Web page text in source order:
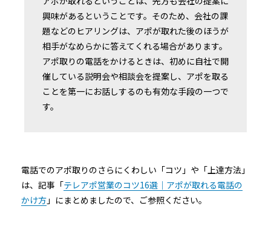
興味があるということです。そのため、会社の課
題などのヒアリングは、アポが取れた後のほうが
相手がなめらかに答えてくれる場合があります。
アポ取りの電話をかけるときは、初めに自社で開
催している説明会や相談会を提案し、アポを取る
ことを第一にお話しするのも有効な手段の一つで
す。
電話でのアポ取りのさらにくわしい「コツ」や「上達方法」
は、記事「テレアポ営業のコツ16選｜アポが取れる電話の
かけ方 」にまとめましたので、ご参照ください。